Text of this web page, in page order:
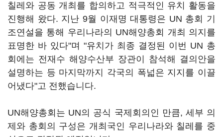
칠레와 공동 개최를 합의하고 적극적인 유치 활동을
진행해 왔다. 지난 9월 이재명 대통령은 UN 총회 기
조연설을 통해 우리나라의 UN해양총회 개최 의지를
표명한 바 있다"며 "유치가 최종 결정된 이번 UN 총
회에는 전재수 해양수산부 장관이 참석해 결의안을
설명하는 등 마지막까지 각국의 폭넓은 지지를 이끌
어냈다"고 전했습니다.
UN해양총회는 UN의 공식 국제회의인 만큼, 세부 의
제와 총회의 구성은 개최국인 우리나라와 칠레를 중